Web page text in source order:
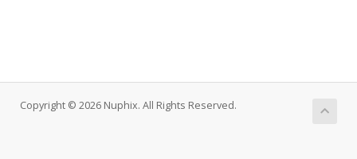
Copyright © 2026 Nuphix. All Rights Reserved.